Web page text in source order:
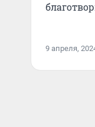
9 апреля,